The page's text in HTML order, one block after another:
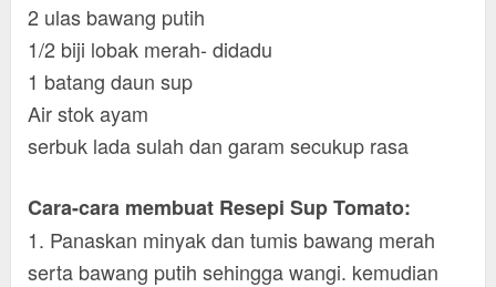
2 ulas bawang putih
1/2 biji lobak merah- didadu
1 batang daun sup
Air stok ayam
serbuk lada sulah dan garam secukup rasa
Cara-cara membuat Resepi Sup Tomato:
1. Panaskan minyak dan tumis bawang merah
serta bawang putih sehingga wangi. kemudian